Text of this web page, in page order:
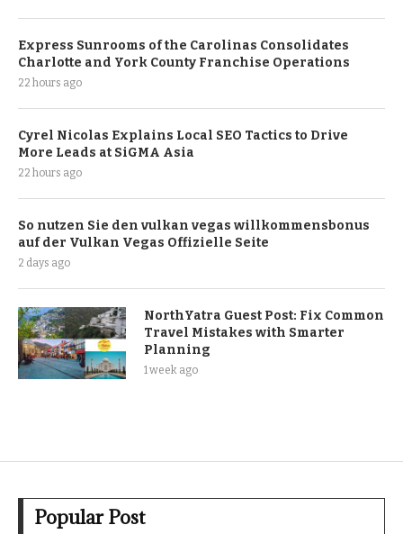
Express Sunrooms of the Carolinas Consolidates
Charlotte and York County Franchise Operations
22 hours ago
Cyrel Nicolas Explains Local SEO Tactics to Drive
More Leads at SiGMA Asia
22 hours ago
So nutzen Sie den vulkan vegas willkommensbonus
auf der Vulkan Vegas Offizielle Seite
2 days ago
NorthYatra Guest Post: Fix Common
Travel Mistakes with Smarter
Planning
1 week ago
Popular Post